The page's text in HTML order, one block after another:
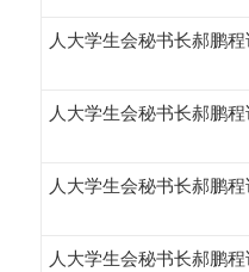
人大学生会秘书长郝鹏
人大学生会秘书长郝鹏
人大学生会秘书长郝鹏
人大学生会秘书长郝鹏